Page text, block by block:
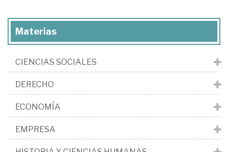
Materias
CIENCIAS SOCIALES
DERECHO
ECONOMÍA
EMPRESA